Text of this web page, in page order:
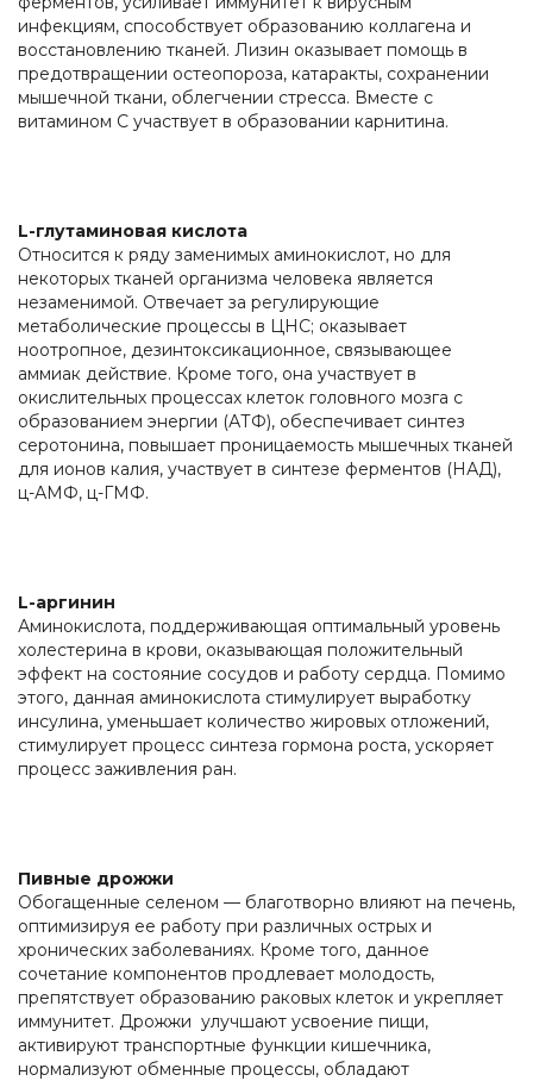
инфекциям, способствует образованию коллагена и
восстановлению тканей. Лизин оказывает помощь в
предотвращении остеопороза, катаракты, сохранении
мышечной ткани, облегчении стресса. Вместе с
витамином С участвует в образовании карнитина.
L-глутаминовая кислота
Относится к ряду заменимых аминокислот, но для
некоторых тканей организма человека является
незаменимой. Отвечает за регулирующие
метаболические процессы в ЦНС; оказывает
ноотропное, дезинтоксикационное, связывающее
аммиак действие. Кроме того, она участвует в
окислительных процессах клеток головного мозга с
образованием энергии (АТФ), обеспечивает синтез
серотонина, повышает проницаемость мышечных тканей
для ионов калия, участвует в синтезе ферментов (НАД),
ц-АМФ, ц-ГМФ.
L-аргинин
Аминокислота, поддерживающая оптимальный уровень
холестерина в крови, оказывающая положительный
эффект на состояние сосудов и работу сердца. Помимо
этого, данная аминокислота стимулирует выработку
инсулина, уменьшает количество жировых отложений,
стимулирует процесс синтеза гормона роста, ускоряет
процесс заживления ран.
Пивные дрожжи
Обогащенные селеном — благотворно влияют на печень,
оптимизируя ее работу при различных острых и
хронических заболеваниях. Кроме того, данное
сочетание компонентов продлевает молодость,
препятствует образованию раковых клеток и укрепляет
иммунитет. Дрожжи улучшают усвоение пищи,
активируют транспортные функции кишечника,
нормализуют обменные процессы, обладают